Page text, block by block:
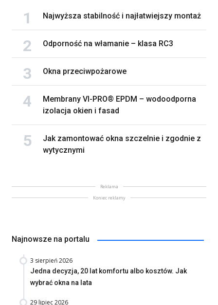
Najwyższa stabilność i najłatwiejszy montaż
Odporność na włamanie – klasa RC3
Okna przeciwpożarowe
Membrany VI-PRO® EPDM – wodoodporna
izolacja okien i fasad
Jak zamontować okna szczelnie i zgodnie z
wytycznymi
Reklama
Koniec reklamy
Najnowsze na portalu
3 sierpień 2026
Jedna decyzja, 20 lat komfortu albo kosztów. Jak
wybrać okna na lata
29 lipiec 2026